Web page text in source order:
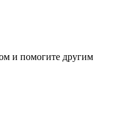
и помогите другим